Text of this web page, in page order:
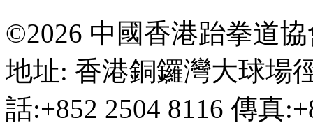
©2026 中國香港跆拳道
地址: 香港銅鑼灣大球場
話:+852 2504 8116 傳真